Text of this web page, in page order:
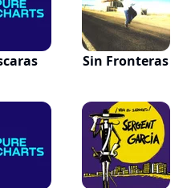
Sin Fronteras